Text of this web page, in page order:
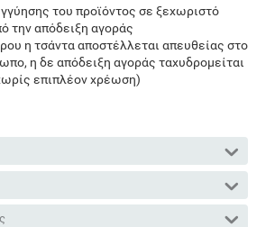
του προϊόντος σε ξεχωριστό
την απόδειξη αγοράς
η τσάντα αποστέλλεται απευθείας στο
η δε απόδειξη αγοράς ταχυδρομείται
επιπλέον χρέωση)